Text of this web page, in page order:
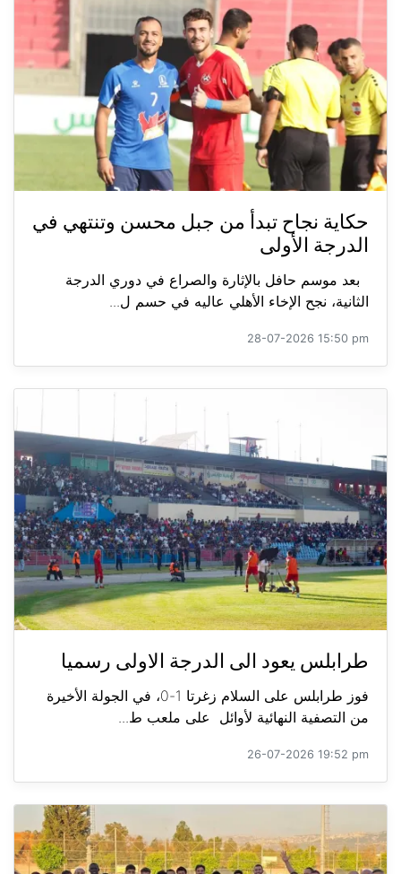
حكاية نجاح تبدأ من جبل محسن وتنتهي في
الدرجة الأولى
بعد موسم حافل بالإثارة والصراع في دوري الدرجة
الثانية، نجح الإخاء الأهلي عاليه في حسم ل...
28-07-2026 15:50 pm
طرابلس يعود الى الدرجة الاولى رسميا
فوز طرابلس على السلام زغرتا 1-0، في الجولة الأخيرة
من التصفية النهائية لأوائل على ملعب ط...
26-07-2026 19:52 pm